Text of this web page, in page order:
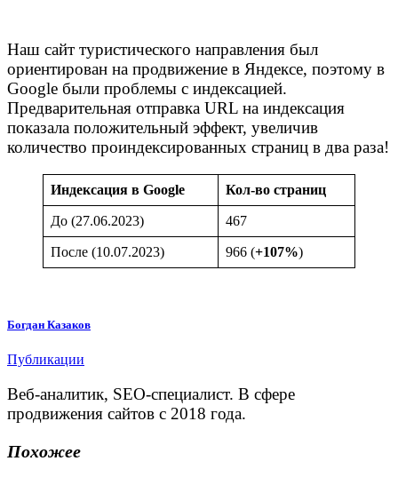
Наш сайт туристического направления был
ориентирован на продвижение в Яндексе, поэтому в
Google были проблемы с индексацией.
Предварительная отправка URL на индексация
показала положительный эффект, увеличив
количество проиндексированных страниц в два раза!
Индексация в Google Кол-во страниц
До (27.06.2023) 467
После (10.07.2023) 966 (+107%)
Богдан Казаков
Публикации
Веб-аналитик, SEO-специалист. В сфере
продвижения сайтов с 2018 года.
Похожее